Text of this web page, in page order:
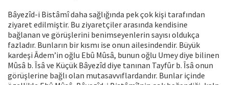
Bâyezîd-i Bistâmî daha sağlığında pek çok kişi tarafından
ziyaret edilmiştir. Bu ziyaretçiler arasında kendisine
bağlanan ve görüşlerini benimseyenlerin sayısı oldukça
fazladır. Bunların bir kısmı ise onun ailesindendir. Büyük
kardeşi Âdem’in oğlu Ebû Mûsâ, bunun oğlu Umey diye bilinen
Mûsâ b. Îsâ ve Küçük Bâyezîd diye tanınan Tayfûr b. Îsâ onun
görüşlerine bağlı olan mutasavvıflardandır. Bunlar içinde